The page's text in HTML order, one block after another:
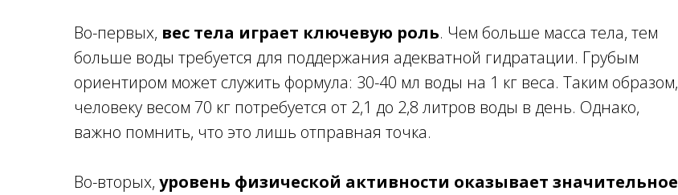
Во-первых, вес тела играет ключевую роль. Чем больше масса тела, тем
больше воды требуется для поддержания адекватной гидратации. Грубым
ориентиром может служить формула: 30-40 мл воды на 1 кг веса. Таким образом,
человеку весом 70 кг потребуется от 2,1 до 2,8 литров воды в день. Однако,
важно помнить, что это лишь отправная точка.
Во-вторых, уровень физической активности оказывает значительное